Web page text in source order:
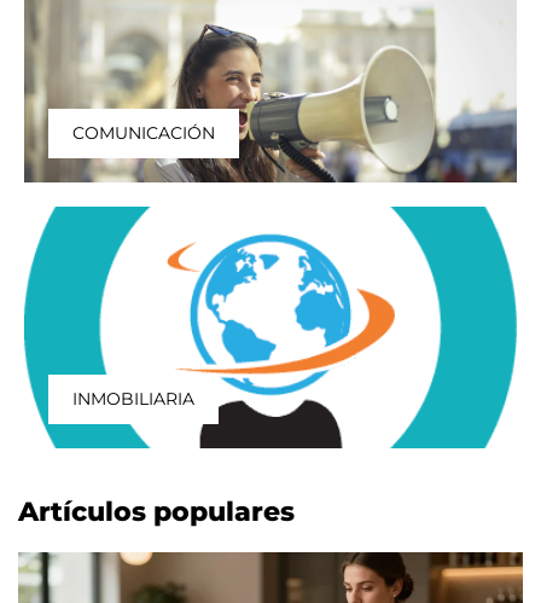
COMUNICACIÓN
INMOBILIARIA
Artículos populares